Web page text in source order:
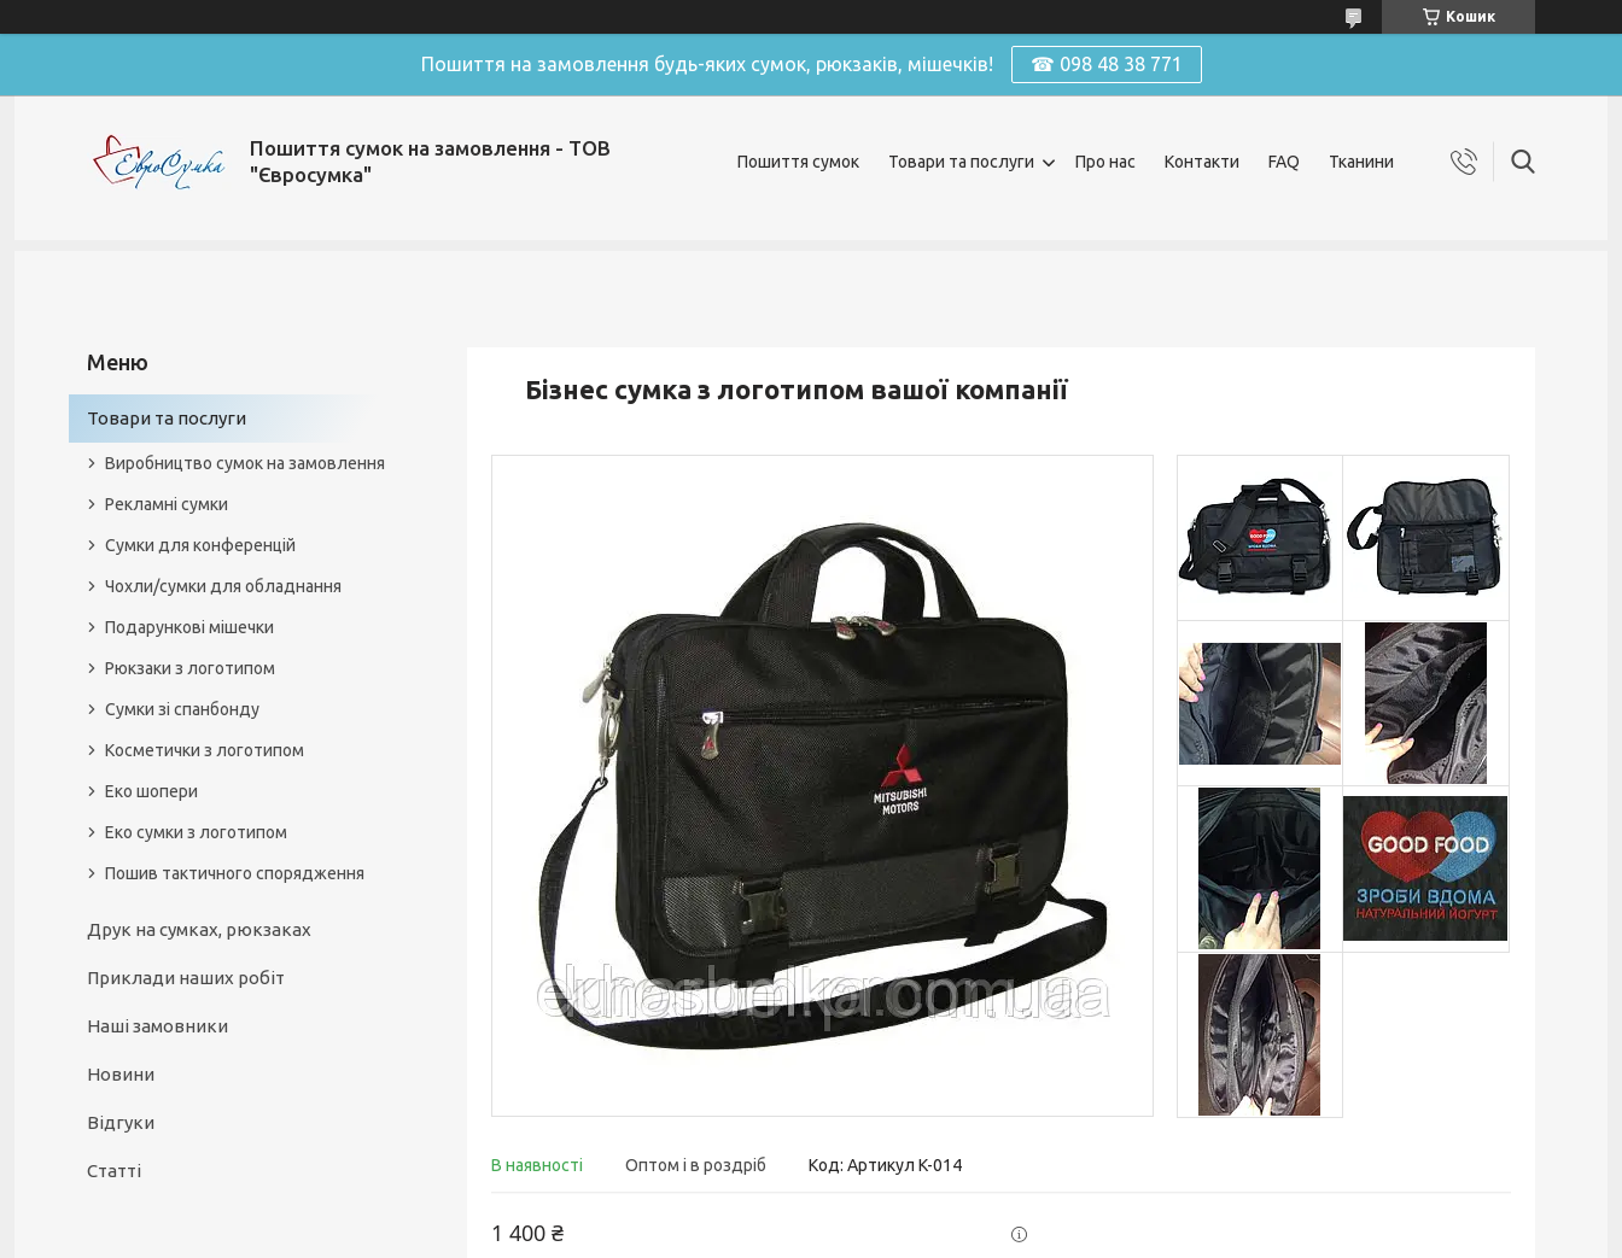
Кошик
Пошиття на замовлення будь-яких сумок, рюкзаків, мішечків! ☎ 098 48 38 771
Пошиття сумок на замовлення - ТОВ
"Євросумка"
Пошиття сумок Товари та послуги Про нас Контакти FAQ Тканини
Бізнес сумка з логотипом вашої компанії
В наявності Оптом і в роздріб Код: Артикул K-014
1 400 ₴
Товари та послуги
Виробництво сумок на замовлення
Рекламні сумки
Сумки для конференцій
Чохли/сумки для обладнання
Подарункові мішечки
Рюкзаки з логотипом
Сумки зі спанбонду
Косметички з логотипом
Еко шопери
Еко сумки з логотипом
Пошив тактичного спорядження
Друк на сумках, рюкзаках
Приклади наших робіт
Наші замовники
Новини
Відгуки
Статті